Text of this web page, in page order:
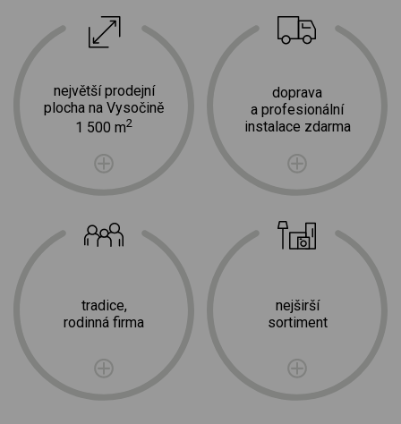
největší prodejní
plocha na Vysočině
1 500 m2
tradice,
rodinná firma
doprava
a profesionální
instalace zdarma
nejširší
sortiment